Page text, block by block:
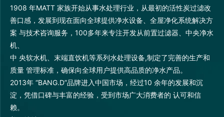
1908 年MATT 家族开始从事水处理行业，从最初的活性炭过滤改
善口感，发展到现在面向全球提供净水设备、全屋净化系统解决方
案 与技术咨询服务，100多年来专注开发从前置过滤器、中央净水
机、
中 央软水机、末端直饮机等系列水处理设备,制定了完善的生产和
质量 管理标准，确保向全球用户提供高品质的净水产品。
2013年 “BANG.D”品牌进入中国市场，经过10 余年的发展和沉
淀，凭借口碑与丰富的经验，受到市场广大消费者的 认可和信
赖。